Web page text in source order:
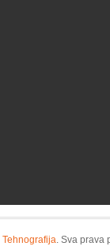
Tehnografija. Sva prava